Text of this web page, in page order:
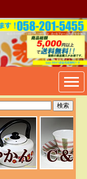
器生活雑
ート